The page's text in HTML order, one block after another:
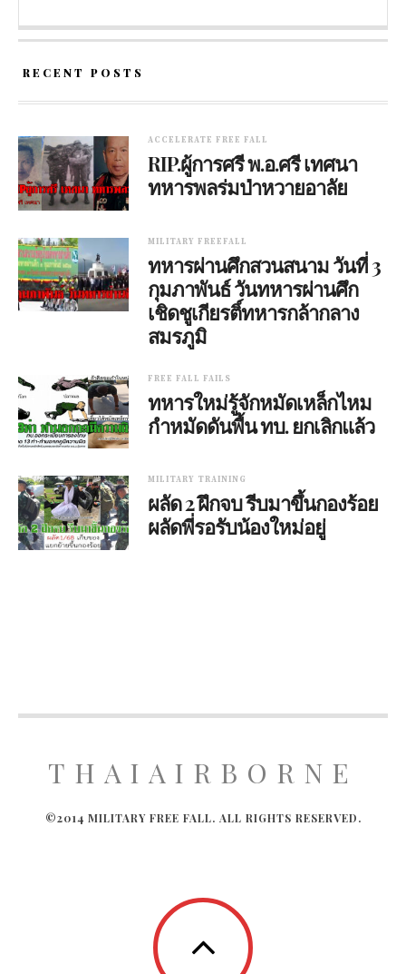
RECENT POSTS
ACCELERATE FREE FALL
RIP.ผู้การศรี พ.อ.ศรี เทศนา
ทหารพลร่มป่าหวายอาลัย
MILITARY FREEFALL
ทหารผ่านศึกสวนสนาม วันที่ 3
กุมภาพันธ์ วันทหารผ่านศึก
เชิดชูเกียรติ์ทหารกล้ากลาง
สมรภูมิ
FREE FALL FAILS
ทหารใหม่รู้จักหมัดเหล็กไหม
กำหมัดดันพื้น ทบ. ยกเลิกแล้ว
MILITARY TRAINING
ผลัด 2 ฝึกจบ รีบมาขึ้นกองร้อย
ผลัดพี่รอรับน้องใหม่อยู่
THAIAIRBORNE
©2014 MILITARY FREE FALL. ALL RIGHTS RESERVED.